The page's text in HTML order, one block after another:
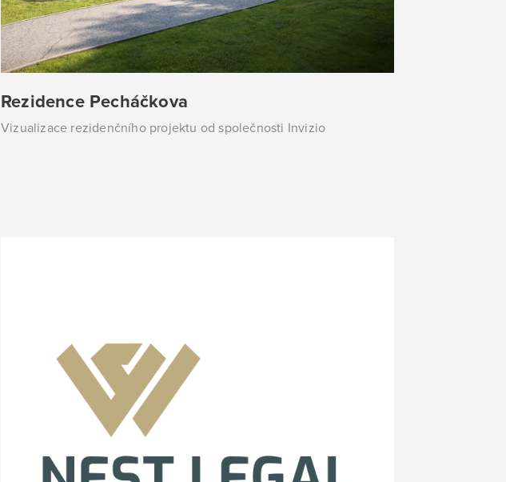
Rezidence Pecháčkova
Vizualizace rezidenčního projektu od společnosti Invizio